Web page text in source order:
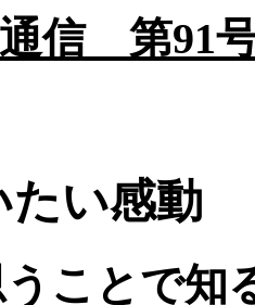
信 第91
い感動
ことで知